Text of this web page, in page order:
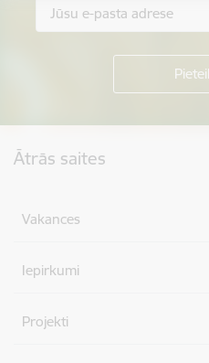
Ātrās saites
Vakances
Iepirkumi
Projekti